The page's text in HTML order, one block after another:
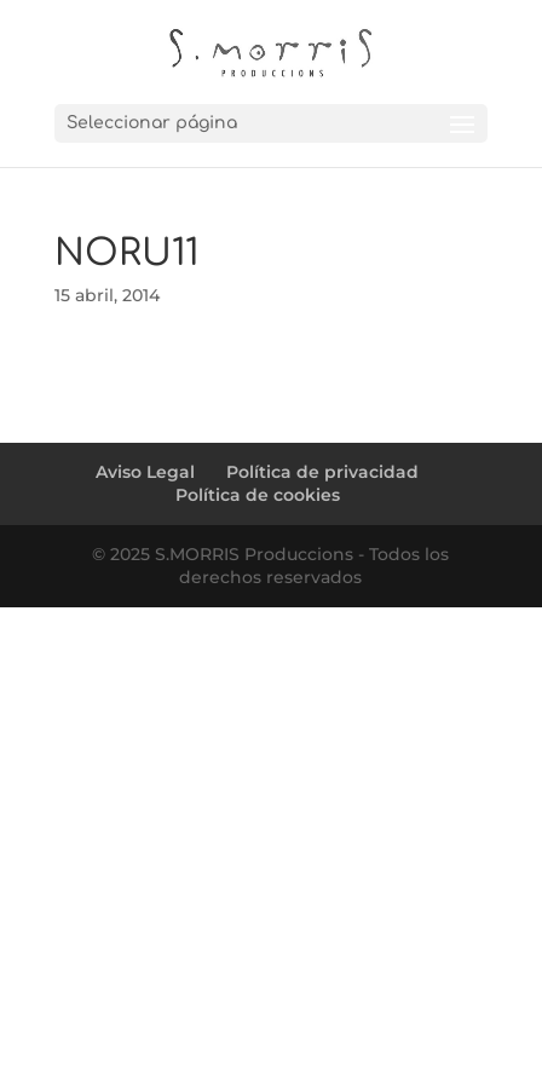
Seleccionar página
NORU11
15 abril, 2014
Aviso Legal
Política de privacidad
Política de cookies
© 2025 S.MORRIS Produccions - Todos los
derechos reservados